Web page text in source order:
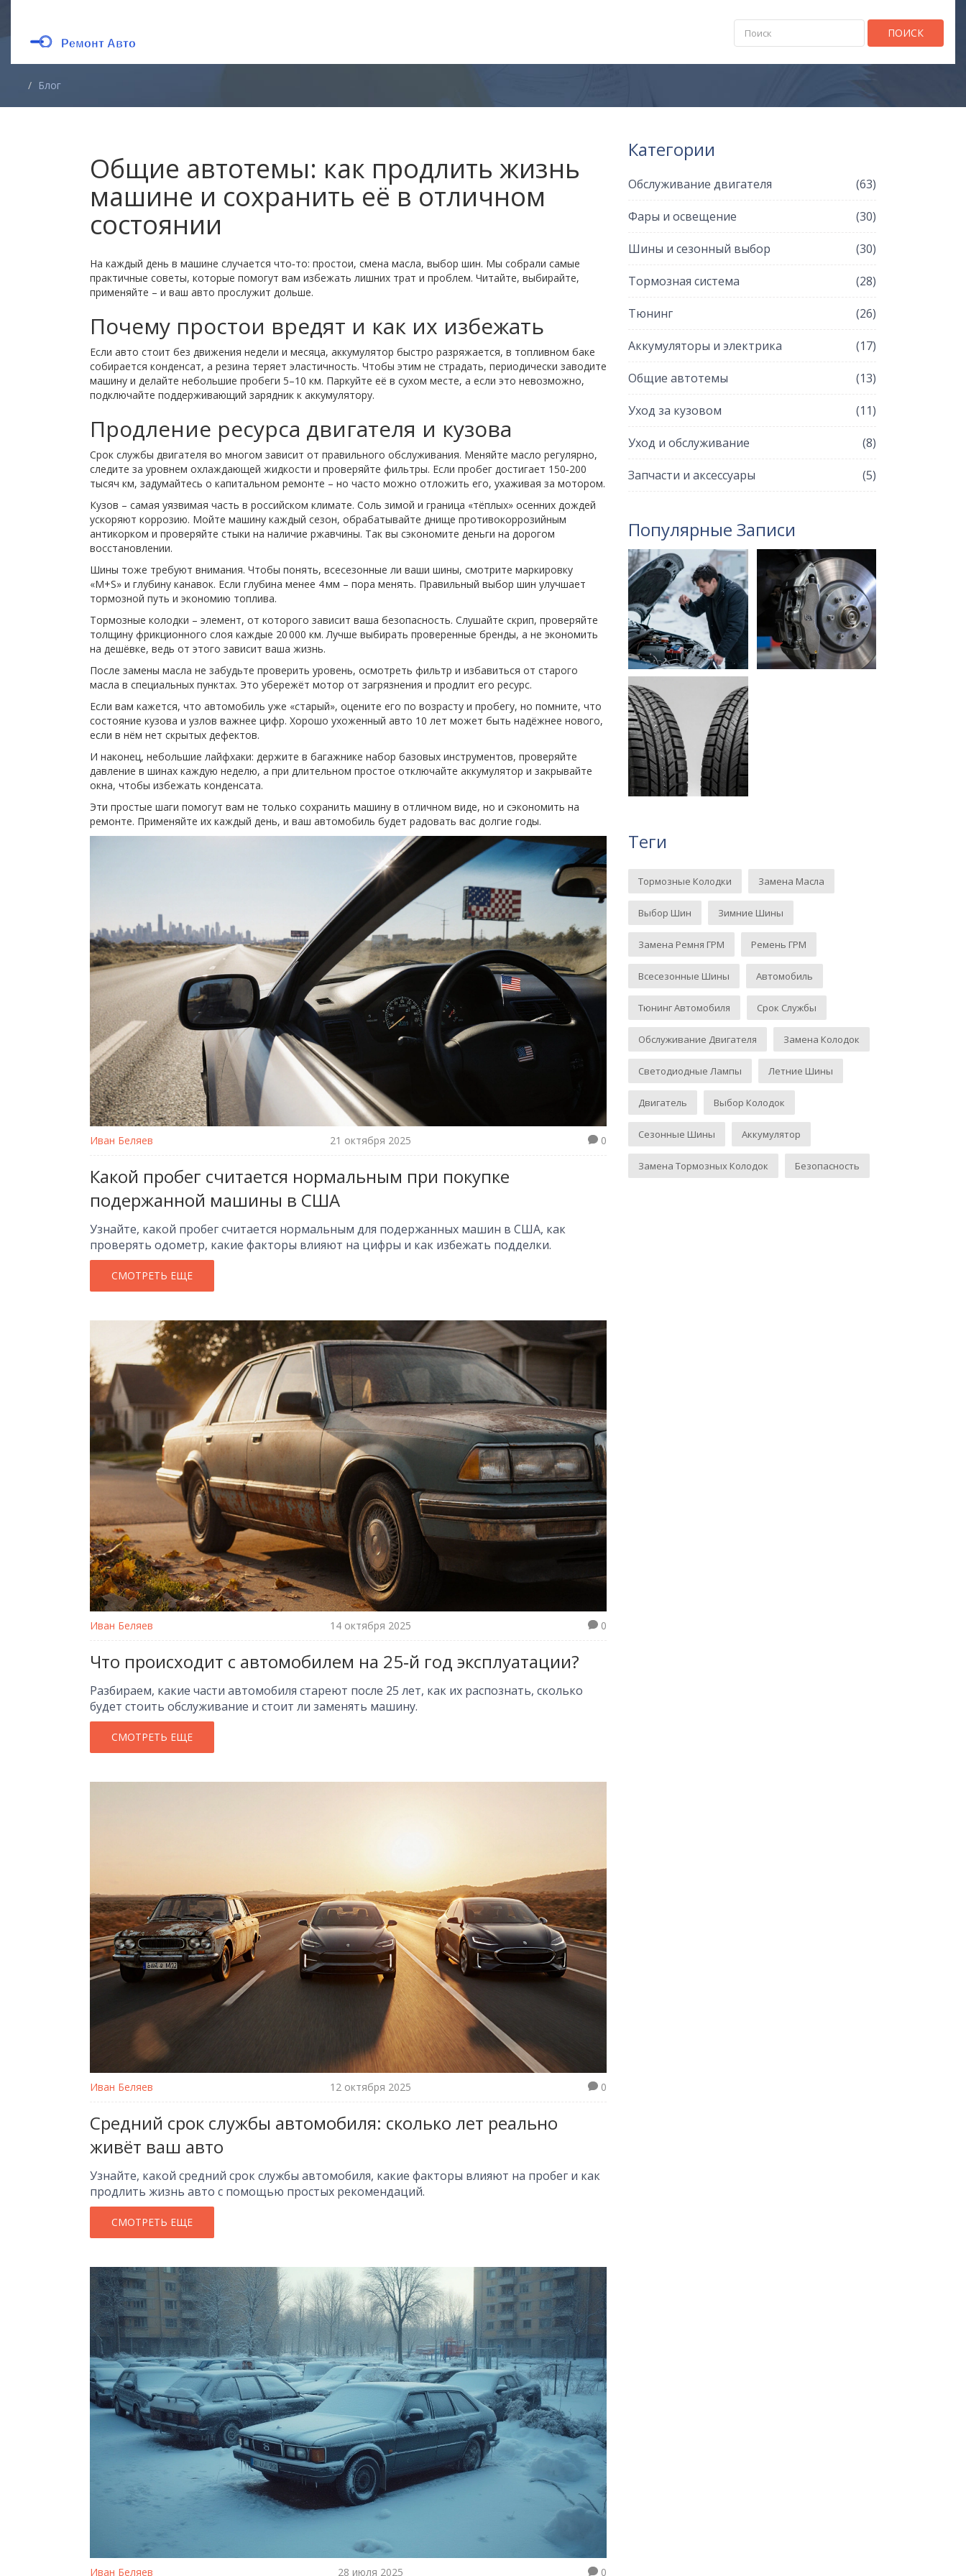
ПОИСК
Блог
Общие автотемы: как продлить жизнь
машине и сохранить её в отличном
состоянии
На каждый день в машине случается что‑то: простои, смена масла, выбор шин. Мы собрали самые
практичные советы, которые помогут вам избежать лишних трат и проблем. Читайте, выбирайте,
применяйте – и ваш авто прослужит дольше.
Почему простои вредят и как их избежать
Если авто стоит без движения недели и месяца, аккумулятор быстро разряжается, в топливном баке
собирается конденсат, а резина теряет эластичность. Чтобы этим не страдать, периодически заводите
машину и делайте небольшие пробеги 5–10 км. Паркуйте её в сухом месте, а если это невозможно,
подключайте поддерживающий зарядник к аккумулятору.
Продление ресурса двигателя и кузова
Срок службы двигателя во многом зависит от правильного обслуживания. Меняйте масло регулярно,
следите за уровнем охлаждающей жидкости и проверяйте фильтры. Если пробег достигает 150‑200
тысяч км, задумайтесь о капитальном ремонте – но часто можно отложить его, ухаживая за мотором.
Кузов – самая уязвимая часть в российском климате. Соль зимой и граница «тёплых» осенних дождей
ускоряют коррозию. Мойте машину каждый сезон, обрабатывайте днище противокоррозийным
антикорком и проверяйте стыки на наличие ржавчины. Так вы сэкономите деньги на дорогом
восстановлении.
Шины тоже требуют внимания. Чтобы понять, всесезонные ли ваши шины, смотрите маркировку
«M+S» и глубину канавок. Если глубина менее 4 мм – пора менять. Правильный выбор шин улучшает
тормозной путь и экономию топлива.
Тормозные колодки – элемент, от которого зависит ваша безопасность. Слушайте скрип, проверяйте
толщину фрикционного слоя каждые 20 000 км. Лучше выбирать проверенные бренды, а не экономить
на дешёвке, ведь от этого зависит ваша жизнь.
После замены масла не забудьте проверить уровень, осмотреть фильтр и избавиться от старого
масла в специальных пунктах. Это убережёт мотор от загрязнения и продлит его ресурс.
Если вам кажется, что автомобиль уже «старый», оцените его по возрасту и пробегу, но помните, что
состояние кузова и узлов важнее цифр. Хорошо ухоженный авто 10 лет может быть надёжнее нового,
если в нём нет скрытых дефектов.
И наконец, небольшие лайфхаки: держите в багажнике набор базовых инструментов, проверяйте
давление в шинах каждую неделю, а при длительном простое отключайте аккумулятор и закрывайте
окна, чтобы избежать конденсата.
Эти простые шаги помогут вам не только сохранить машину в отличном виде, но и сэкономить на
ремонте. Применяйте их каждый день, и ваш автомобиль будет радовать вас долгие годы.
Иван Беляев 21 октября 2025 0
Какой пробег считается нормальным при покупке
подержанной машины в США
Узнайте, какой пробег считается нормальным для подержанных машин в США, как
проверять одометр, какие факторы влияют на цифры и как избежать подделки.
СМОТРЕТЬ ЕЩЕ
Иван Беляев 14 октября 2025 0
Что происходит с автомобилем на 25‑й год эксплуатации?
Разбираем, какие части автомобиля стареют после 25 лет, как их распознать, сколько
будет стоить обслуживание и стоит ли заменять машину.
СМОТРЕТЬ ЕЩЕ
Иван Беляев 12 октября 2025 0
Средний срок службы автомобиля: сколько лет реально
живёт ваш авто
Узнайте, какой средний срок службы автомобиля, какие факторы влияют на пробег и как
продлить жизнь авто с помощью простых рекомендаций.
СМОТРЕТЬ ЕЩЕ
Иван Беляев 28 июля 2025 0
Категории
Обслуживание двигателя (63)
Фары и освещение (30)
Шины и сезонный выбор (30)
Тормозная система (28)
Тюнинг (26)
Аккумуляторы и электрика (17)
Общие автотемы (13)
Уход за кузовом (11)
Уход и обслуживание (8)
Запчасти и аксессуары (5)
Популярные Записи
Теги
Тормозные Колодки Замена Масла
Выбор Шин Зимние Шины
Замена Ремня ГРМ Ремень ГРМ
Всесезонные Шины Автомобиль
Тюнинг Автомобиля Срок Службы
Обслуживание Двигателя Замена Колодок
Светодиодные Лампы Летние Шины
Двигатель Выбор Колодок
Сезонные Шины Аккумулятор
Замена Тормозных Колодок Безопасность